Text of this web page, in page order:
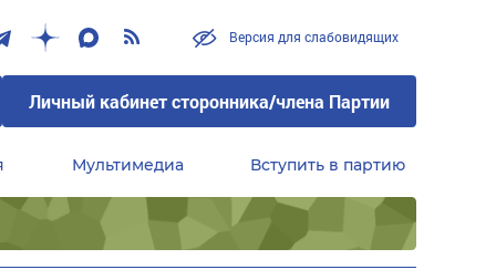
Версия для слабовидящих
Личный кабинет сторонника/члена Партии
Мультимедиа Вступить в партию